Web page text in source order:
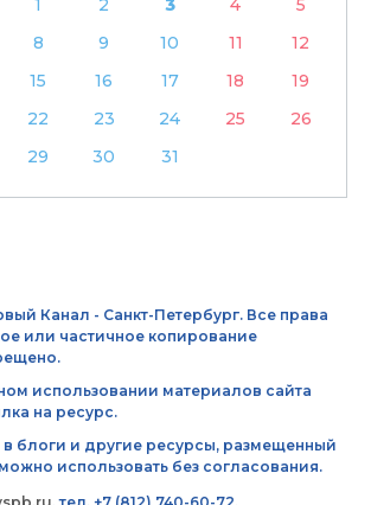
1 2 3 4
5
8 9 10 11
12
15 16 17 18
19
22 23 24 25
26
29 30 31
Канал - Санкт-Петербург. Все права
или частичное копирование
использовании материалов сайта
на ресурс.
блоги и другие ресурсы, размещенный
использовать без согласования.